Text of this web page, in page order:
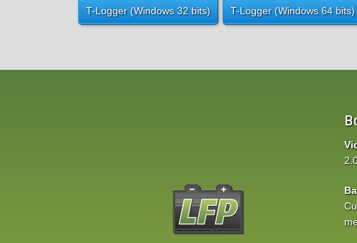
T-Logger (Windows 32 bits) T-Logger (Windows 64 bits)